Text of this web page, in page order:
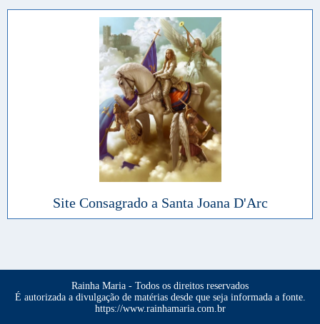
Site Consagrado a Santa Joana D'Arc
Rainha Maria - Todos os direitos reservados
É autorizada a divulgação de matérias desde que seja informada a fonte.
https://www.rainhamaria.com.br